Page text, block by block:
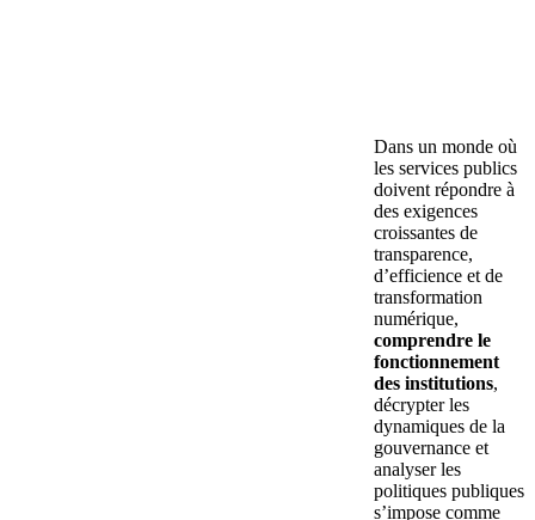
Dans un monde où
les services publics
doivent répondre à
des exigences
croissantes de
transparence,
d’efficience et de
transformation
numérique,
comprendre le
fonctionnement
des institutions,
décrypter les
dynamiques de la
gouvernance et
analyser les
politiques publiques
s’impose comme